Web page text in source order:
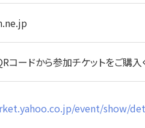
コードから参加チケットをご購入
event/show/